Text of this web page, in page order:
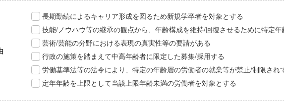
長期勤続によるキャリア形成を図るため新規学卒者を対象とする
技能/ノウハウ等の継承の観点から、年齢構成を維持/回復させるために特定
芸術/芸能の分野における表現の真実性等の要請がある
行政の施策を踏まえて中高年齢者に限定した募集/採用する
労働基準法等の法令により、特定の年齢層の労働者の就業等が禁止/制限され
定年年齢を上限として当該上限年齢未満の労働者を対象とする